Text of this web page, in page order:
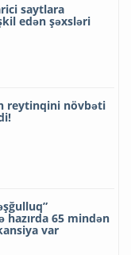
saytlara
edən şəxsləri
reytinqini növbəti
hazırda 65 mindən
var